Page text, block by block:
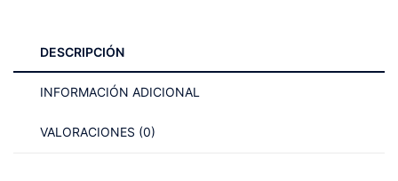
DESCRIPCIÓN
INFORMACIÓN ADICIONAL
VALORACIONES (0)